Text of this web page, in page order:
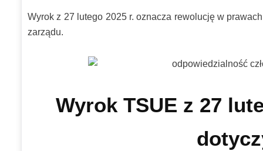
Wyrok z 27 lutego 2025 r. oznacza rewolucję w
zarządu.
Wyrok TSUE z 27